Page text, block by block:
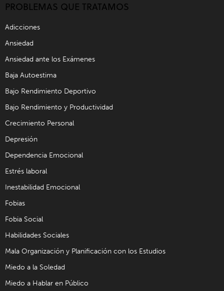
PROBLEMAS QUE TRATAMOS
Adicciones
Ansiedad
Ansiedad ante los Exámenes
Baja Autoestima
Bajo Rendimiento Deportivo
Bajo Rendimiento y Productividad
Crecimiento Personal
Depresión
Dependencia Emocional
Estrés laboral
Inestabilidad Emocional
Fobias
Fobia Social
Habilidades Sociales
Mala Organización y Planificación con los Estudios
Miedo a la Soledad
Miedo a Hablar en Público